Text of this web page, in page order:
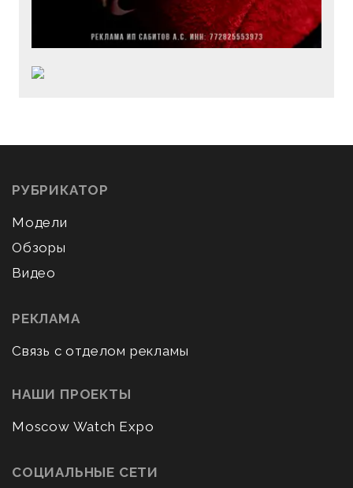
РУБРИКАТОР
Модели
Обзоры
Видео
РЕКЛАМА
Связь с отделом рекламы
НАШИ ПРОЕКТЫ
Moscow Watch Expo
СОЦИАЛЬНЫЕ СЕТИ